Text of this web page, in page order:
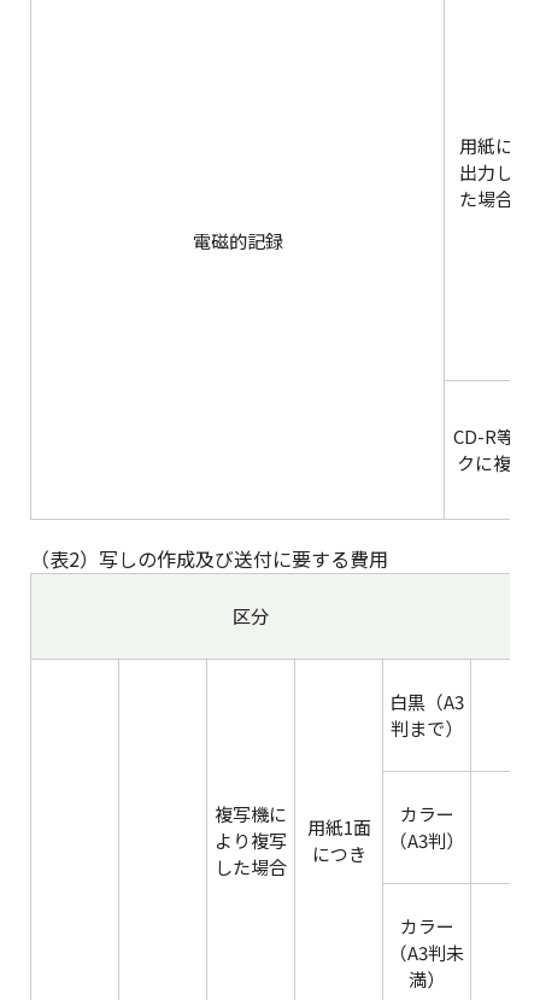
電磁的記録
用紙に
出力し
た場合
CD-R等の
クに複写
（表2）写しの作成及び送付に要する費用
区分
複写機に
より複写
した場合
用紙1面
につき
白黒（A3
判まで）
カラー
（A3判）
カラー
（A3判未
満）